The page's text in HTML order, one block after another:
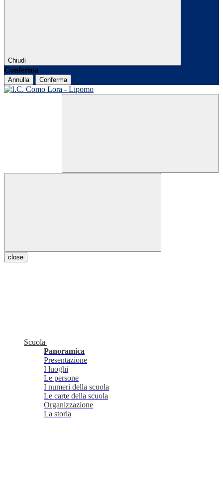
Chiudi
Conferma
Annulla Conferma
close
Scuola
Panoramica
Presentazione
I luoghi
Le persone
I numeri della scuola
Le carte della scuola
Organizzazione
La storia